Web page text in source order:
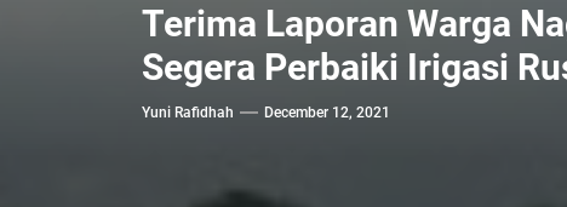
Terima Laporan Warga
Segera Perbaiki Irigasi
Yuni Rafidhah December 12, 2021